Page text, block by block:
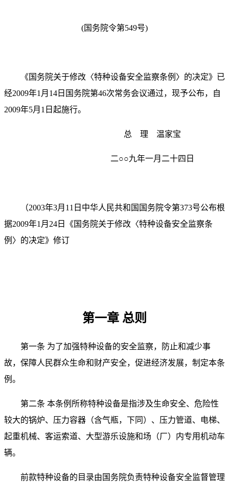
(国务院令第549号)
《国务院关于修改〈特种设备安全监察条例〉的决定》已
经2009年1 月 14 日 国务院第46次常务会议通过，现予公布，自
2009年5月 1 日起施行。
总 理 温家宝
二○○九年一月二十四日
（2003年3月 11 日 中华人民共和国国务院令第373号公布根
据2009年1 月 24 日
《国务院关于修改〈特种设备安全监察条
例〉的决定》修订
第一章 总则
第一条 为了加强特种设备的安全监察，防止和减少事
故，保障人民群众生命和财产安全，促进经济发展，制定本条
例。
第二条 本条例所称特种设备是指涉及生命安全、危险性
较大的锅炉、压力容器（含气瓶，下同）、压力管道、电梯、
起重机械、客运索道、大型游乐设施和场（厂）内专用机动车
辆。
前款特种设备的目录由国务院负责特种设备安全监督管理